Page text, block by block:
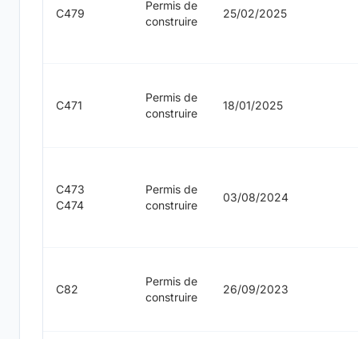
C479
Permis de
construire
25/02/2025
C471
Permis de
construire
18/01/2025
C473
C474
Permis de
construire
03/08/2024
C82
Permis de
construire
26/09/2023